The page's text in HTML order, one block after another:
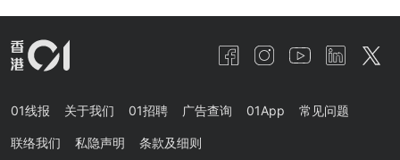
01线报 关于我们 01招聘 广告查询 01App 常见问题
联络我们 私隐声明 条款及细则